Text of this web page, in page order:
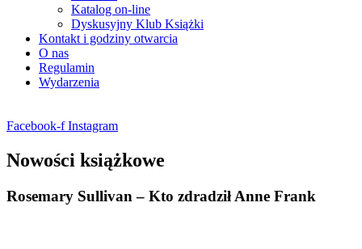
Katalog on-line
Dyskusyjny Klub Książki
Kontakt i godziny otwarcia
O nas
Regulamin
Wydarzenia
Facebook-f Instagram
Nowości książkowe
Rosemary Sullivan – Kto zdradził Anne Frank